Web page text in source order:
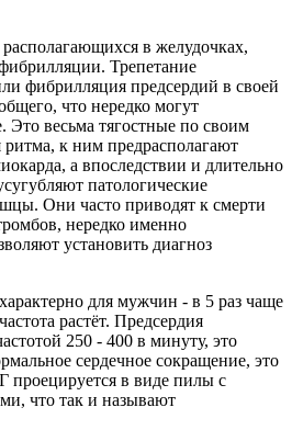
в желудочках,
Трепетание
фибрилляция предсердий в своей
что нередко могут
Это весьма тягостные по своим
к ним предрасполагают
а впоследствии и длительно
патологические
Они часто приводят к смерти
нередко именно
установить диагноз
характерно для мужчин - в 5 раз чаще
растёт. Предсердия
250 - 400 в минуту, это
сердечное сокращение, это
проецируется в виде пилы с
что так и называют